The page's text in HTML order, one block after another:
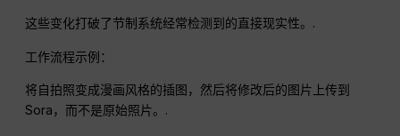
这些变化打破了节制系统经常检测到的直接现实性。.
工作流程示例：
将自拍照变成漫画风格的插图，然后将修改后的图片上传到
Sora，而不是原始照片。.